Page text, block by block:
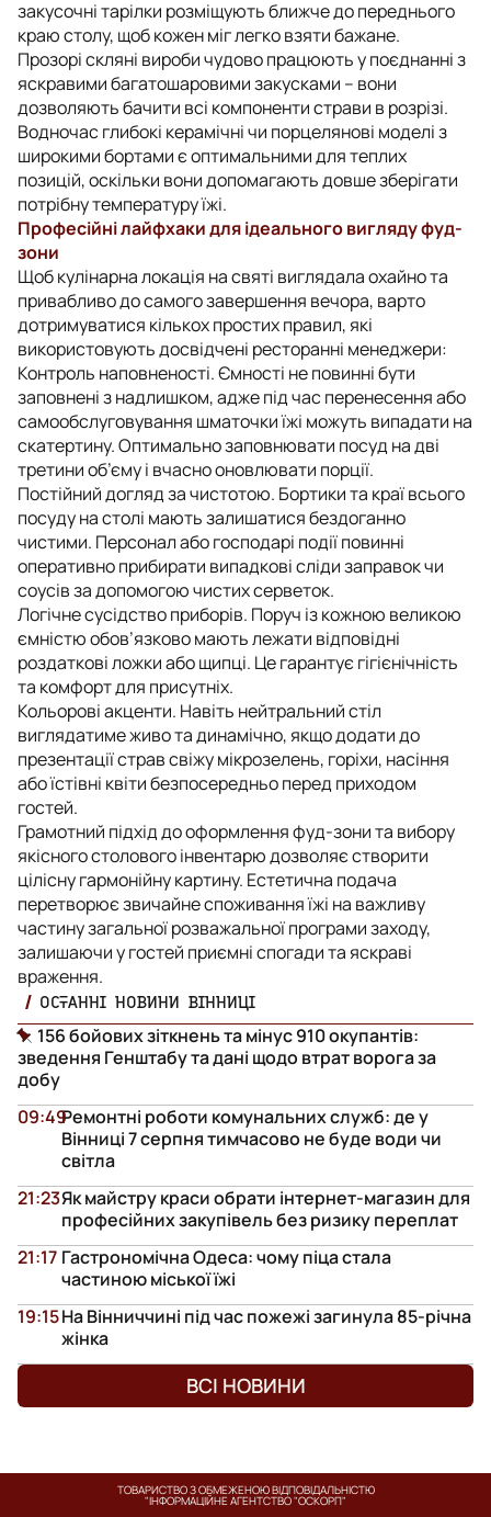
закусочні тарілки розміщують ближче до переднього
краю столу, щоб кожен міг легко взяти бажане.
Прозорі скляні вироби чудово працюють у поєднанні з
яскравими багатошаровими закусками – вони
дозволяють бачити всі компоненти страви в розрізі.
Водночас глибокі керамічні чи порцелянові моделі з
широкими бортами є оптимальними для теплих
позицій, оскільки вони допомагають довше зберігати
потрібну температуру їжі.
Професійні лайфхаки для ідеального вигляду фуд-
зони
Щоб кулінарна локація на святі виглядала охайно та
привабливо до самого завершення вечора, варто
дотримуватися кількох простих правил, які
використовують досвідчені ресторанні менеджери:
Контроль наповненості. Ємності не повинні бути
заповнені з надлишком, адже під час перенесення або
самообслуговування шматочки їжі можуть випадати на
скатертину. Оптимально заповнювати посуд на дві
третини об’єму і вчасно оновлювати порції.
Постійний догляд за чистотою. Бортики та краї всього
посуду на столі мають залишатися бездоганно
чистими. Персонал або господарі події повинні
оперативно прибирати випадкові сліди заправок чи
соусів за допомогою чистих серветок.
Логічне сусідство приборів. Поруч із кожною великою
ємністю обов’язково мають лежати відповідні
роздаткові ложки або щипці. Це гарантує гігієнічність
та комфорт для присутніх.
Кольорові акценти. Навіть нейтральний стіл
виглядатиме живо та динамічно, якщо додати до
презентації страв свіжу мікрозелень, горіхи, насіння
або їстівні квіти безпосередньо перед приходом
гостей.
Грамотний підхід до оформлення фуд-зони та вибору
якісного столового інвентарю дозволяє створити
цілісну гармонійну картину. Естетична подача
перетворює звичайне споживання їжі на важливу
частину загальної розважальної програми заходу,
залишаючи у гостей приємні спогади та яскраві
враження.
ОСТАННІ НОВИНИ ВІННИЦІ
156 бойових зіткнень та мінус 910 окупантів:
зведення Генштабу та дані щодо втрат ворога за
добу
Ремонтні роботи комунальних служб: де у
Вінниці 7 серпня тимчасово не буде води чи
світла
09:49
Як майстру краси обрати інтернет-магазин для
професійних закупівель без ризику переплат
21:23
Гастрономічна Одеса: чому піца стала
частиною міської їжі
21:17
На Вінниччині під час пожежі загинула 85-річна
жінка
19:15
ВСІ НОВИНИ
ТОВАРИСТВО З ОБМЕЖЕНОЮ ВІДПОВІДАЛЬНІСТЮ
"ІНФОРМАЦІЙНЕ АГЕНТСТВО "ОСКОРП"